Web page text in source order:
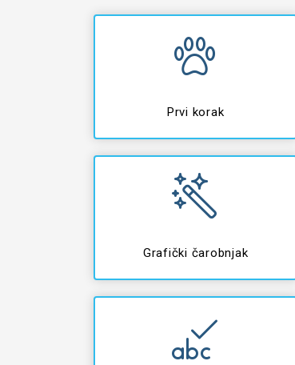
Prvi korak
Grafički čarobnjak